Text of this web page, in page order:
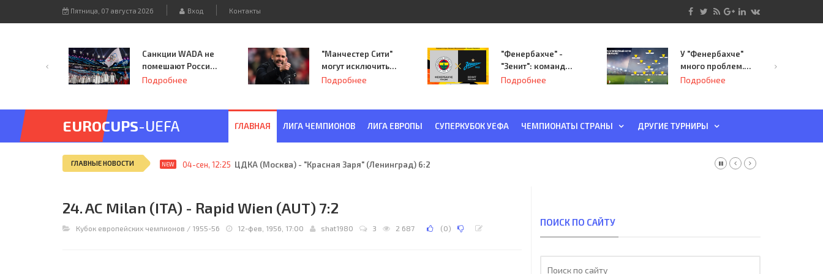
Пятница, 07 августа 2026 Вход Контакты
Санкции WADA не
помешают России
принять
Подробнее
"Манчестер Сити"
могут исключить
из Лиги
Подробнее
"Фенербахче" -
"Зенит": команда
Семака начинает
Подробнее
У "Фенербахче"
много проблем.
Но он опасен для
Подробнее
EUROCUPS-UEFA ГЛАВНАЯ ЛИГА ЧЕМПИОНОВ ЛИГА ЕВРОПЫ СУПЕРКУБОК УЕФА ЧЕМПИОНАТЫ СТРАНЫ ДРУГИЕ ТУРНИРЫ
ГЛАВНЫЕ НОВОСТИ NEW 04-сен, 12:25 ЦДКА (Москва) - "Красная Заря" (Ленинград) 6:2
24. AC Milan (ITA) - Rapid Wien (AUT) 7:2
Кубок европейских чемпионов / 1955-56 12-фев, 1956, 17:00 shat1980 3 2 687 (0)
ПОИСК ПО САЙТУ